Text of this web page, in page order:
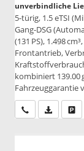
unverbindliche
5-türig, 1.5 eTSI
Gang-DSG
(131 PS), 1.498
Frontantrieb,
kombiniert 139.00
Fahrzeuggarantie
Wir rufen Sie an
PDF-